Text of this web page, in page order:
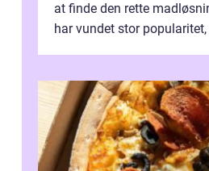
at finde den rette
har vundet stor popularitet,